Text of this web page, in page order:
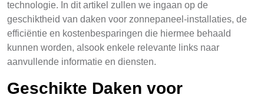
technologie. In dit artikel zullen we ingaan op de
geschiktheid van daken voor zonnepaneel-installaties, de
efficiëntie en kostenbesparingen die hiermee behaald
kunnen worden, alsook enkele relevante links naar
aanvullende informatie en diensten.
Geschikte Daken voor